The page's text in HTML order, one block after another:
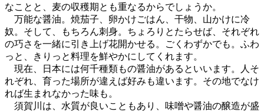
なことと、麦の収穫期とも重なるからでしょうか。
万能な醤油。焼茄子、卵かけごはん、干物、山かけに冷
奴。そして、もちろん刺身。ちょろりとたらせば、それぞれ
の巧さを一緒に引き上げ花開かせる。ごくわずかでも。ふわ
っと、きりっと料理を鮮やかにしてくれます。
現在、日本には何千種類もの醤油があるといいます。人そ
れぞれ、育った場所が違えば好みも違います。その地でなけ
れば生まれなかった味も。
須賀川は、水質が良いこともあり、味噌や醤油の醸造が盛